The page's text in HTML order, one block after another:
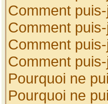
Comment
Comment
Comment
Comment
Pourquoi ne
Pourquoi ne